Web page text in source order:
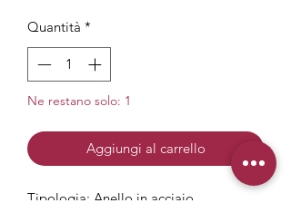
Quantità *
Ne restano solo: 1
Aggiungi al carrello
Tipologia: Anello in acciaio